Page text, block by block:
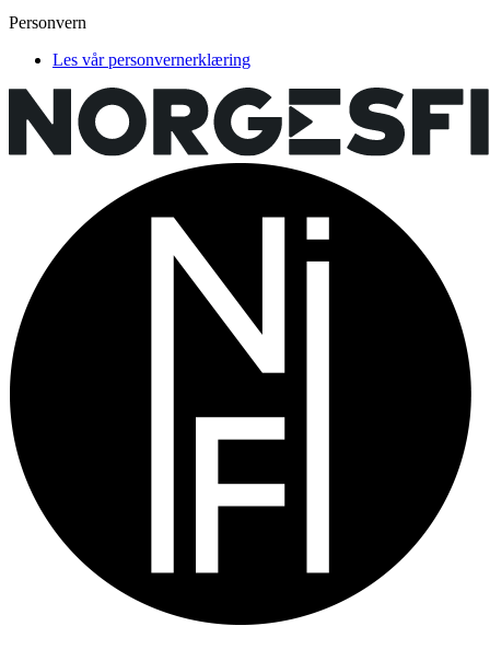
Personvern
Les vår personvernerklæring